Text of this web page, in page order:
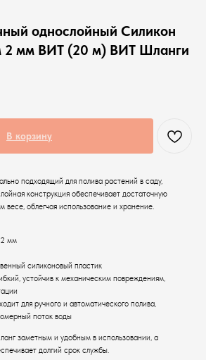
однослойный Силикон
2 мм ВИТ (20 м) ВИТ Шланги
В корзину
подходящий для полива растений в саду,
конструкция обеспечивает достаточную
весе, облегчая использование и хранение.
2 мм
силиконовый пластик
устойчив к механическим повреждениям,
для ручного и автоматического полива,
поток воды
заметным и удобным в использовании, а
долгий срок службы.